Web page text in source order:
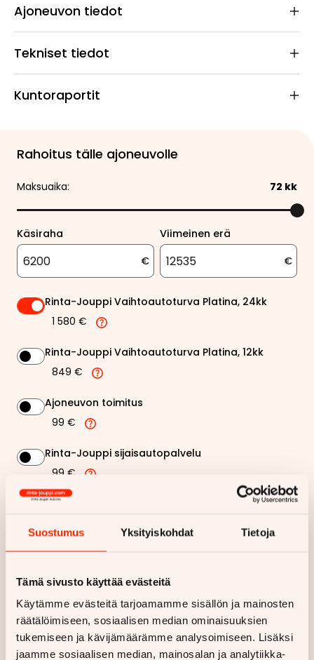
Suostumus Yksityiskohdat Tietoja
Tämä sivusto käyttää evästeitä
Käytämme evästeitä tarjoamamme sisällön ja mainosten
räätälöimiseen, sosiaalisen median ominaisuuksien
tukemiseen ja kävijämäärämme analysoimiseen. Lisäksi
jaamme sosiaalisen median, mainosalan ja analytiikka-
Ajoneuvon tiedot
Tekniset tiedot
Kuntoraportit
Rahoitus tälle ajoneuvolle
Maksuaika: 72 kk
Käsiraha
€
Viimeinen erä
€
Rinta-Jouppi Vaihtoautoturva Platina, 24kk
1 580 €
Rinta-Jouppi Vaihtoautoturva Platina, 12kk
849 €
Ajoneuvon toimitus
99 €
Rinta-Jouppi sijaisautopalvelu
99 €
Kuukausierä 344,94 €
Hae rahoitustarjous